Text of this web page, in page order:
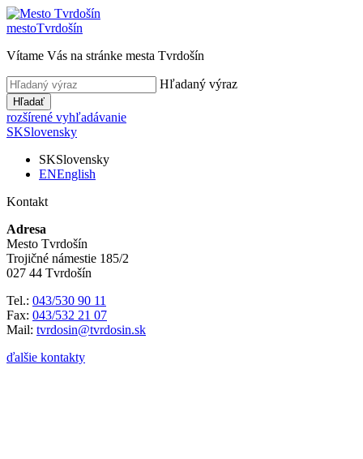
mestoTvrdošín
Vítame Vás na stránke mesta Tvrdošín
Hľadaný výraz
Hľadať
rozšírené vyhľadávanie
SKSlovensky
SKSlovensky
ENEnglish
Kontakt
Adresa
Mesto Tvrdošín
Trojičné námestie 185/2
027 44 Tvrdošín
Tel.: 043/530 90 11
Fax: 043/532 21 07
Mail: tvrdosin@tvrdosin.sk
ďalšie kontakty